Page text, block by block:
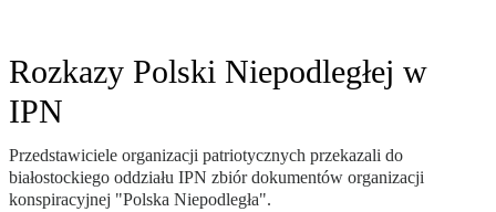
Rozkazy Polski Niepodległej w
IPN
Przedstawiciele organizacji patriotycznych przekazali do
białostockiego oddziału IPN zbiór dokumentów organizacji
konspiracyjnej "Polska Niepodległa".